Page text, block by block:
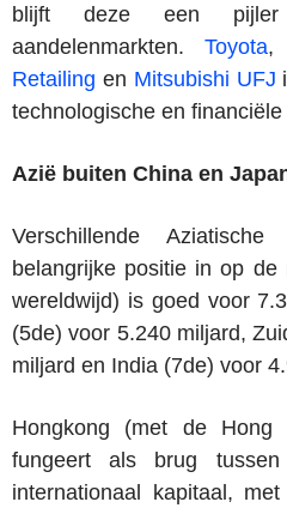
blijft deze een
aandelenmarkten.Toyota,
Retailing en Mitsubishi UFJ
technologische en
Azië buiten China en
Verschillende
belangrijke positie in op de
wereldwijd) is goed voor
(5de) voor 5.240 miljard,
miljard en India (7de) voor
Hongkong (met de Hong
fungeert als brug
internationaal kapitaal,